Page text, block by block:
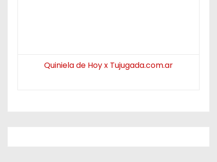
Quiniela de Hoy x Tujugada.com.ar